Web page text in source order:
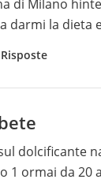
questa
di Milano
darmi la
con
dolcificante
1 ormai da 20